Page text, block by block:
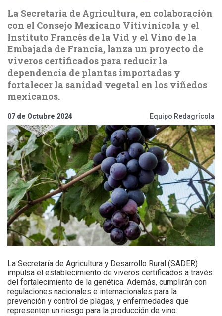
La Secretaría de Agricultura, en colaboración
con el Consejo Mexicano Vitivinícola y el
Instituto Francés de la Vid y el Vino de la
Embajada de Francia, lanza un proyecto de
viveros certificados para reducir la
dependencia de plantas importadas y
fortalecer la sanidad vegetal en los viñedos
mexicanos.
07 de Octubre 2024 Equipo Redagrícola
La Secretaría de Agricultura y Desarrollo Rural (SADER)
impulsa el establecimiento de viveros certificados a través
del fortalecimiento de la genética. Además, cumplirán con
regulaciones nacionales e internacionales para la
prevención y control de plagas, y enfermedades que
representen un riesgo para la producción de vino.